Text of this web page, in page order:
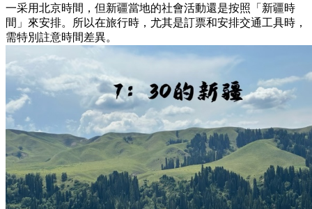
一采用北京時間，但新疆當地的社會活動還是按照「新疆時
間」來安排。所以在旅行時，尤其是訂票和安排交通工具時，
需特別註意時間差異。